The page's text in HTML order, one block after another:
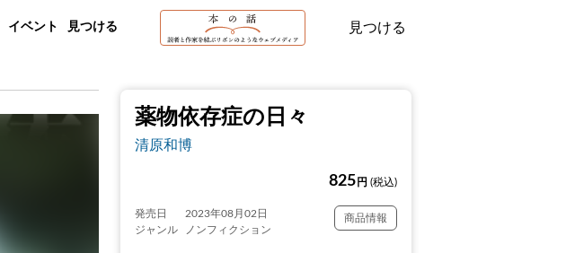
イベント 見つける 見つける
薬物依存症の日々
清原和博
825 円 (税込)
発売日
2023年08月02日
ジャンル
ノンフィクション
商品情報